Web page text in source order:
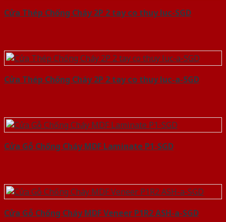
Cửa Thép Chống Cháy 2P 2 tay co thuy luc-SGD
Cửa Thép Chống Cháy 2P 2 tay co thuy luc-a-SGD
Cửa Gỗ Chống Cháy MDF Laminate P1-SGD
Cửa Gỗ Chống Cháy MDF Veneer P1R2 ASH-a-SGD